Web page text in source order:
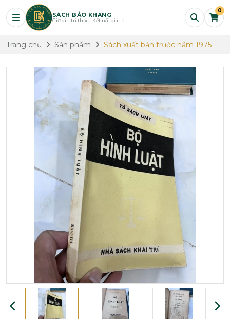
SÁCH BẢO KHANG
Giữ gìn tri thức - Kết nối giá trị
0
Trang chủ Sản phẩm Sách xuất bản trước năm 1975